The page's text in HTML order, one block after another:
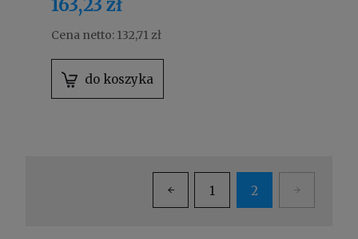
163,23 zł
Cena netto: 132,71 zł
do koszyka
1 2